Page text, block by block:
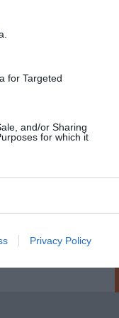
for Targeted
and/or Sharing
for which it
Privacy Policy